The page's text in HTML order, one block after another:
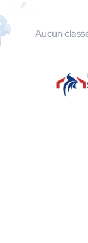
Aucun